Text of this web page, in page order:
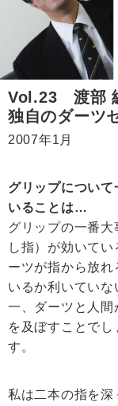
Vol.23 渡部
独自のダーツ
2007年1月
グリップについ
いることは…
グリップの一番
し指）が効いて
ーツが指から放
いるか利いてい
一、ダーツと人
を及ぼすことで
す。
私は二本の指を深